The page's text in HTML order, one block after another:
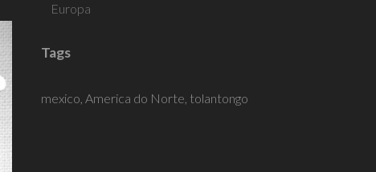
Europa
Tags
mexico, America do Norte, tolantongo